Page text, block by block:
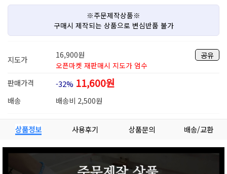
※주문제작상품※
구매시 제작되는 상품으로 변심반품 불가
공유
지도가 16,900원
오픈마켓 재판매시 지도가 엄수
판매가격 -32% 11,600원
배송 배송비 2,500원
상품정보 사용후기 상품문의 배송/교환